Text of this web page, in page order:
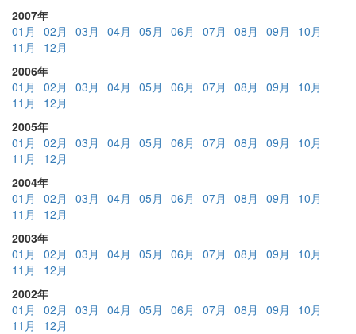
2007年
01月
02月 03月 04月 05月 06月 07月 08月 09月
10月
11月
12月
2006年
01月
02月 03月 04月 05月 06月 07月 08月 09月
10月
11月
12月
2005年
01月
02月 03月 04月 05月 06月 07月 08月 09月
10月
11月
12月
2004年
01月
02月 03月 04月 05月 06月 07月 08月 09月
10月
11月
12月
2003年
01月
02月 03月 04月 05月 06月 07月 08月 09月
10月
11月
12月
2002年
01月
02月 03月 04月 05月 06月 07月 08月 09月
10月
11月
12月